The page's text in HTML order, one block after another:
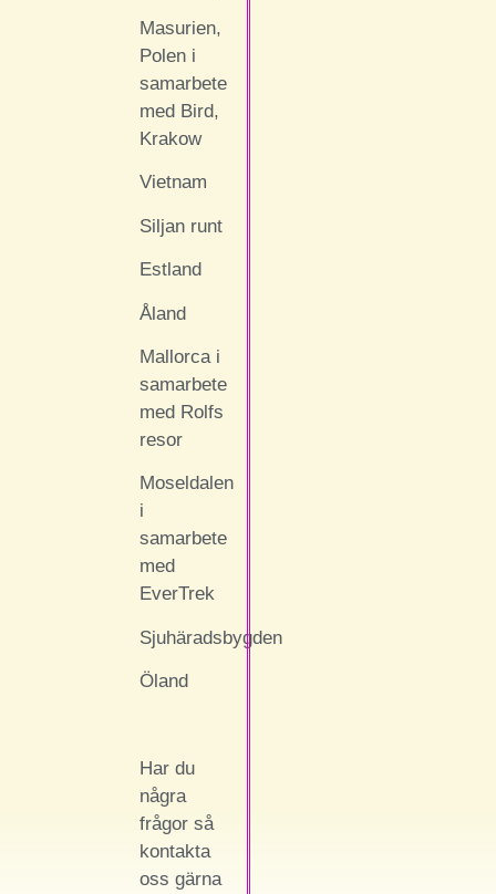
Masurien,
Polen i
samarbete
med Bird,
Krakow
Vietnam
Siljan runt
Estland
Åland
Mallorca i
samarbete
med Rolfs
resor
Moseldalen
i
samarbete
med
EverTrek
Sjuhäradsbygden
Öland
Har du
några
frågor så
kontakta
oss gärna